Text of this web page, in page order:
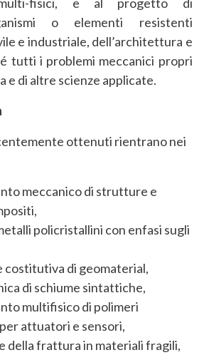
o elementi resistenti
e industriale, dell’architettura e
tutti i problemi meccanici propri
e di altre scienze applicate.
ottenuti rientrano nei
meccanico di strutture e
policristallini con enfasi sugli
costitutiva di geomaterial,
di schiume sintattiche,
multifisico di polimeri
attuatori e sensori,
della frattura in materiali fragili,